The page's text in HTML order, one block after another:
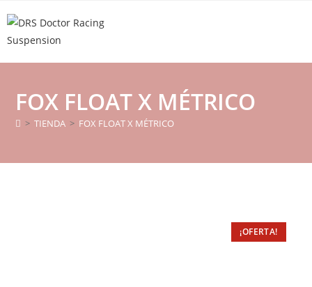
FOX FLOAT X MÉTRICO
> TIENDA > FOX FLOAT X MÉTRICO
¡OFERTA!